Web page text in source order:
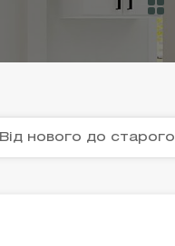
Від нового до старого